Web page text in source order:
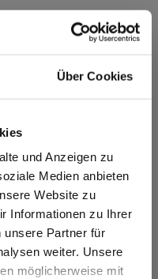
Über Cookies
und Anzeigen zu
Medien anbieten
Website zu
Informationen zu Ihrer
unsere Partner für
weiter. Unsere
möglicherweise mit